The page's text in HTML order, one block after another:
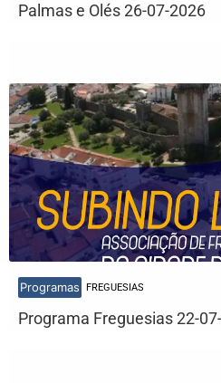
Palmas e Olés 26-07-2026
Programas FREGUESIAS
Programa Freguesias 22-